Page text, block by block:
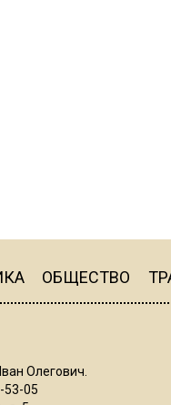
ОБЩЕСТВО
Олегович.
53-05